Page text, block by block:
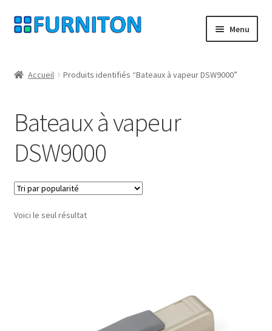
Aller
à
navigation
Aller
au
Menu
Protection des données
Droit de rétractation
Contact
Mentions légales
Accueil Produits identifiés “Bateaux à vapeur DSW9000”
Bateaux à vapeur
DSW9000
Voici le seul résultat